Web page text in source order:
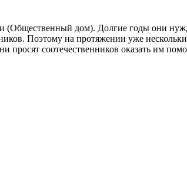
дом). Долгие годы они
Поэтому на протяжении уже
просят соотечественников оказать им